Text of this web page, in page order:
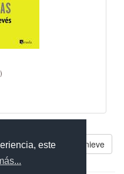
este
a El muñeco de nieve